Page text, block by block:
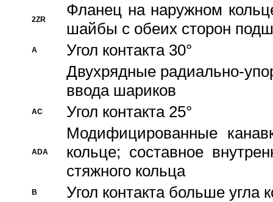
2ZR
Фланец на наружном
шайбы с обеих сторон
A
Угол контакта 30°
Двухрядные радиально-
ввода шариков
AC Угол контакта 25°
ADA
Модифицированные
кольце; составное
стяжного кольца
B Угол контакта больше угла